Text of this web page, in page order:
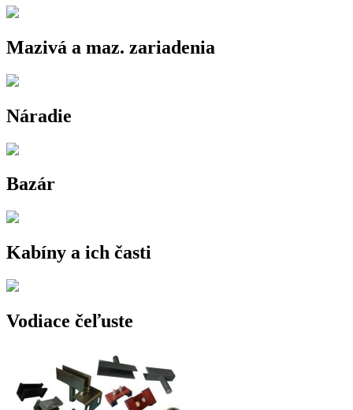
Mazivá a maz. zariadenia
Náradie
Bazár
Kabíny a ich časti
Vodiace čeľuste